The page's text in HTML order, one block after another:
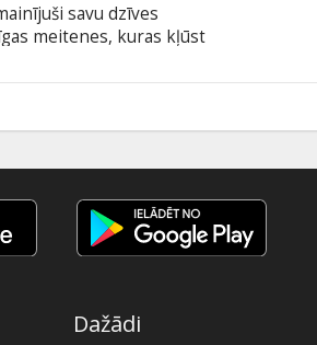
savu dzīves
meitenes, kuras kļūst
ir gatavas pārvērst
latviešu un krievu
Dažādi